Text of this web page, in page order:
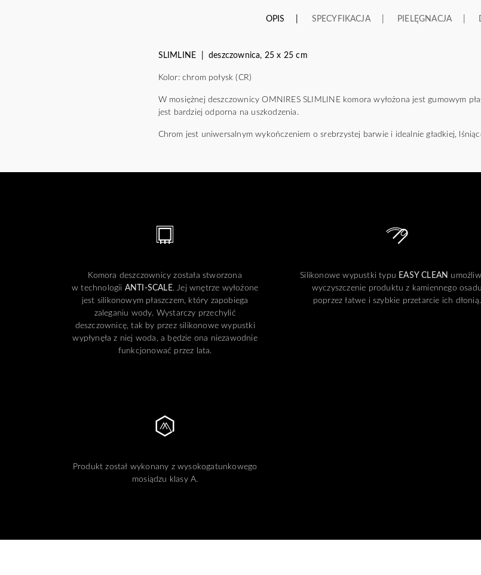
OPIS SPECYFIKACJA PIELĘGNACJA
SLIMLINE | deszczownica, 25 x 25 cm
Kolor: chrom połysk (CR)
W mosiężnej deszczownicy OMNIRES SLIMLINE komora wyłożona jest gumowym
jest bardziej odporna na uszkodzenia.
Chrom jest uniwersalnym wykończeniem o srebrzystej barwie i idealnie gładkiej,
Komora deszczownicy została stworzona
w technologii ANTI-SCALE. Jej wnętrze wyłożone
jest silikonowym płaszczem, który zapobiega
zaleganiu wody. Wystarczy przechylić
deszczownicę, tak by przez silikonowe wypustki
wypłynęła z niej woda, a będzie ona niezawodnie
funkcjonować przez lata.
Silikonowe wypustki typu EASY CLEAN
wyczyszczenie produktu z kamiennego osadu
poprzez łatwe i szybkie przetarcie ich dłonią.
Produkt został wykonany z wysokogatunkowego
mosiądzu klasy A.